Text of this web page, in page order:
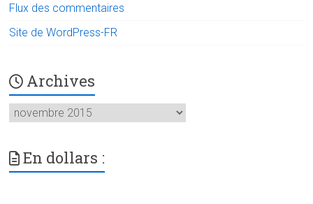
Flux des commentaires
Site de WordPress-FR
Archives
Archives
En dollars :